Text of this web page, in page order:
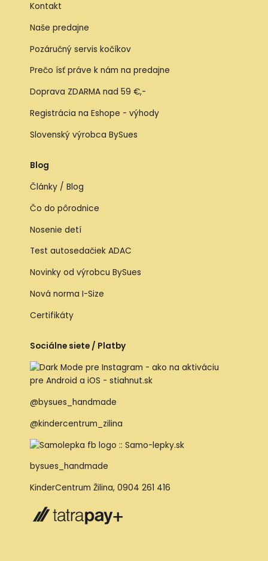
Kontakt
Naše predajne
Pozáručný servis kočíkov
Prečo ísť práve k nám na predajne
Doprava ZDARMA nad 59 €,-
Registrácia na Eshope - výhody
Slovenský výrobca BySues
Blog
Články / Blog
Čo do pôrodnice
Nosenie detí
Test autosedačiek ADAC
Novinky od výrobcu BySues
Nová norma I-Size
Certifikáty
Sociálne siete / Platby
@bysues_handmade
@kindercentrum_zilina
bysues_handmade
KinderCentrum Žilina, 0904 261 416